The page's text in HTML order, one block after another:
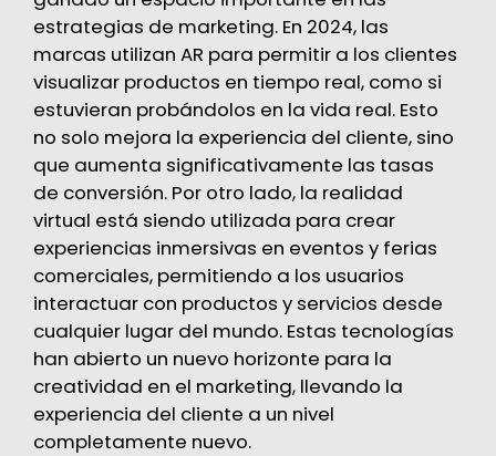
estrategias de marketing. En 2024, las
marcas utilizan AR para permitir a los clientes
visualizar productos en tiempo real, como si
estuvieran probándolos en la vida real. Esto
no solo mejora la experiencia del cliente, sino
que aumenta significativamente las tasas
de conversión​. Por otro lado, la realidad
virtual está siendo utilizada para crear
experiencias inmersivas en eventos y ferias
comerciales, permitiendo a los usuarios
interactuar con productos y servicios desde
cualquier lugar del mundo. Estas tecnologías
han abierto un nuevo horizonte para la
creatividad en el marketing, llevando la
experiencia del cliente a un nivel
completamente nuevo​.